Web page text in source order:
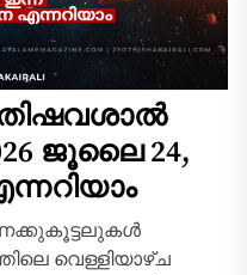
ജൂലൈ 24,
വെള്ളിയാഴ്ച